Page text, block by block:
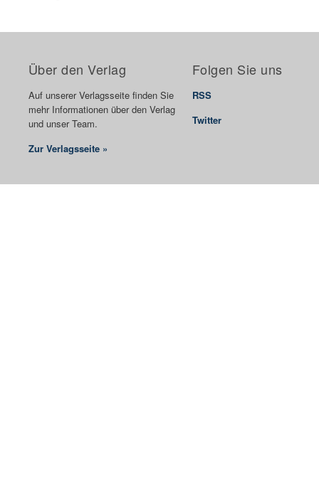
Über den Verlag
Auf unserer Verlagsseite finden Sie
mehr Informationen über den Verlag
und unser Team.
Zur Verlagsseite »
Folgen Sie uns
RSS
Twitter